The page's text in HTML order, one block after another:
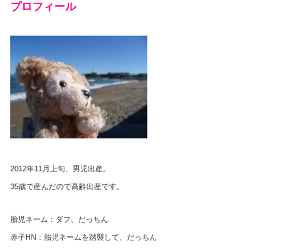
プロフィール
2012年11月上旬、男児出産。
35歳で産んだので高齢出産です。
胎児ネーム：ダフ、だっちん
赤子HN：胎児ネームを踏襲して、だっちん